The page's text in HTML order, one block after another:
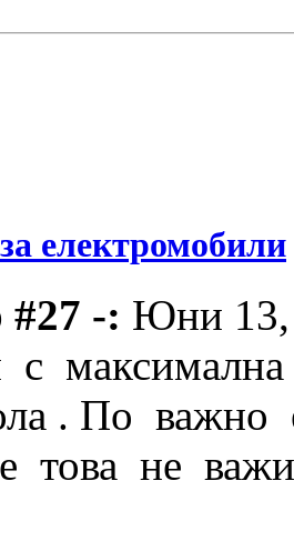
електромобили
#27 -: Юни 13,
максимална
. По
това не